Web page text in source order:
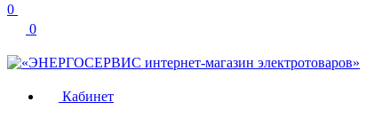
0
0
Кабинет